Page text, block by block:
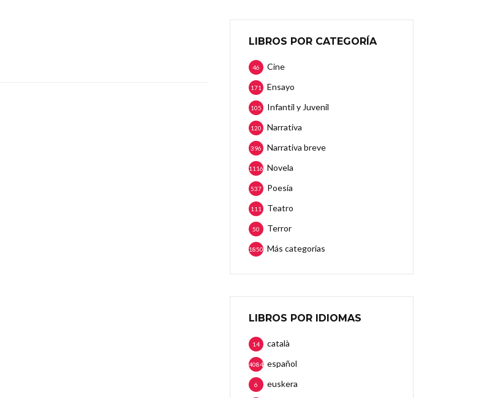
LIBROS POR CATEGORÍA
Cine
46
Ensayo
171
Infantil y Juvenil
105
Narrativa
120
Narrativa breve
396
Novela
1116
Poesía
537
Teatro
111
Terror
50
Más categorias
1850
LIBROS POR IDIOMAS
català
14
español
4084
euskera
6